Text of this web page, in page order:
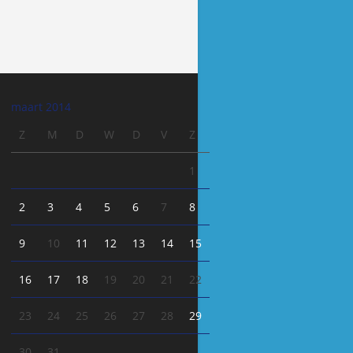
maart 2014
Z
M D W D V Z
1
2 3 4 5 6 7 8
9 10 11 12 13 14 15
16 17 18 19 20 21 22
23 24 25 26 27 28 29